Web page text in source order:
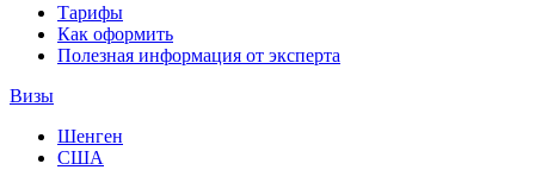
Тарифы
Как оформить
Полезная информация от эксперта
Визы
Шенген
США